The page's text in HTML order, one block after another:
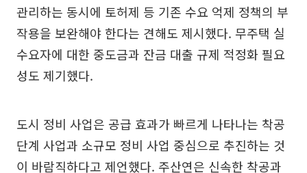
관리하는 동시에 토허제 등 기존 수요 억제 정책의 부
작용을 보완해야 한다는 견해도 제시했다. 무주택 실
수요자에 대한 중도금과 잔금 대출 규제 적정화 필요
성도 제기했다.
도시 정비 사업은 공급 효과가 빠르게 나타나는 착공
단계 사업과 소규모 정비 사업 중심으로 추진하는 것
이 바람직하다고 제언했다. 주산연은 신속한 착공과